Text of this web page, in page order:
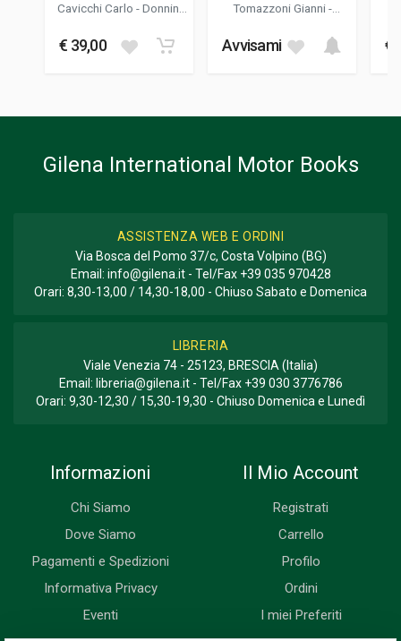
Informazioni aggiuntive
LE SCUDERIE
Cavicchi Carlo -Donnini
€ 39,00
UOMINI OMBRA
Tomazzoni Gianni-
Roberto
Avvisami €
Gilena International Motor Books
ASSISTENZA WEB E ORDINI
Via Bosca del Pomo 37/c, Costa Volpino (BG)
Email: info@gilena.it- Tel/Fax +39 035 970428
Orari: 8,30-13,00 / 14,30-18,00 - Chiuso Sabato e Domenica
LIBRERIA
Viale Venezia 74 - 25123, BRESCIA (Italia)
Email: libreria@gilena.it- Tel/Fax +39 030 3776786
Orari: 9,30-12,30 / 15,30-19,30 - Chiuso Domenica e Lunedì
Informazioni
Chi Siamo
Dove Siamo
Pagamenti e Spedizioni
Informativa Privacy
Eventi
Il Mio Account
Registrati
Carrello
Profilo
Ordini
I miei Preferiti